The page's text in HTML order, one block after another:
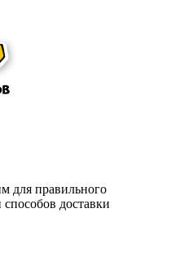
для правильного
доставки